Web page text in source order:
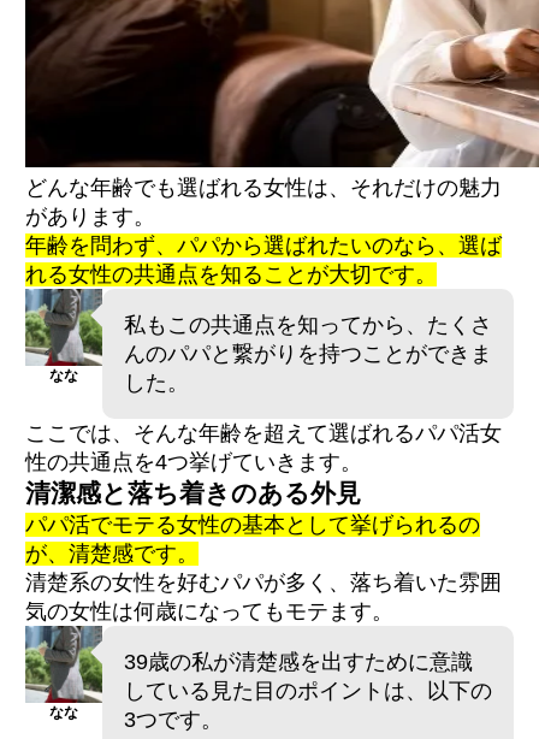
どんな年齢でも選ばれる女性は、それだけの魅力
があります。
年齢を 問わず、パパから選ばれたいのなら、選ば
れる女性の共通点を知ることが大切です。
なな
私もこの共通点を知ってから、たくさ
んのパパと繋がりを持つことができま
した。
ここでは、そんな年齢を超えて選ばれるパパ活女
性の共通点を4つ挙げていきます。
清潔感と落ち着きのある外見
パパ活でモテる女性の基本として挙げられるの
が、清楚感です。
清楚系の女性を好むパパが多く、落ち着いた雰囲
気の女性は何歳になってもモテます。
なな
39歳の私が清楚感を出すために意識
している見た目のポイントは、以下の
3つです。